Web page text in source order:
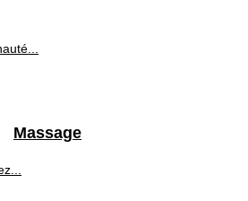
Massage